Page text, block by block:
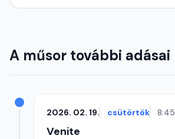
A műsor további adásai
2026. 02. 19. csütörtök 8:45
Venite